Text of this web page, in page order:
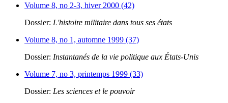
Volume 8, no 2-3, hiver 2000 (42)
Dossier: L'histoire militaire dans tous ses états
Volume 8, no 1, automne 1999 (37)
Dossier: Instantanés de la vie politique aux États-Unis
Volume 7, no 3, printemps 1999 (33)
Dossier: Les sciences et le pouvoir